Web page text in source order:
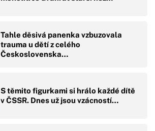
Tahle děsivá panenka vzbuzovala
trauma u dětí z celého
Československa…
S těmito figurkami si hrálo každé dítě
v ČSSR. Dnes už jsou vzácností…